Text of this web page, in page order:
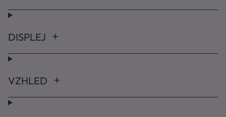
DISPLEJ
VZHLED